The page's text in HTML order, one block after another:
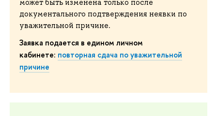
документального подтверждения неявки по
уважительной причине.
Заявка подается в едином личном
кабинете: повторная сдача по уважительной
причине